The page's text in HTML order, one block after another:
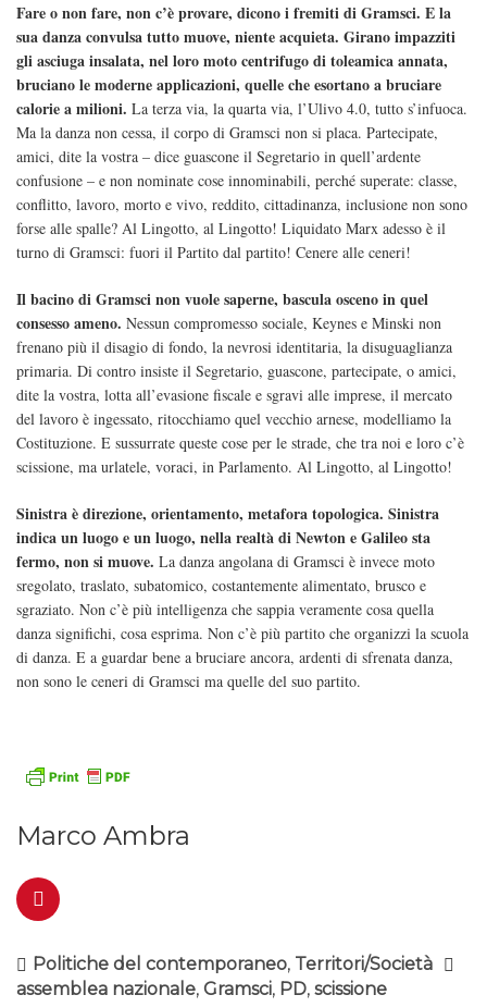
Fare o non fare, non c’è provare, dicono i fremiti di Gramsci. E la
sua danza convulsa tutto muove, niente acquieta. Girano impazziti
gli asciuga insalata, nel loro moto centrifugo di toleamica annata,
bruciano le moderne applicazioni, quelle che esortano a bruciare
calorie a milioni. La terza via, la quarta via, l’Ulivo 4.0, tutto s’infuoca.
Ma la danza non cessa, il corpo di Gramsci non si placa. Partecipate,
amici, dite la vostra – dice guascone il Segretario in quell’ardente
confusione – e non nominate cose innominabili, perché superate: classe,
conflitto, lavoro, morto e vivo, reddito, cittadinanza, inclusione non sono
forse alle spalle? Al Lingotto, al Lingotto! Liquidato Marx adesso è il
turno di Gramsci: fuori il Partito dal partito! Cenere alle ceneri!
Il bacino di Gramsci non vuole saperne, bascula osceno in quel
consesso ameno. Nessun compromesso sociale, Keynes e Minski non
frenano più il disagio di fondo, la nevrosi identitaria, la disuguaglianza
primaria. Di contro insiste il Segretario, guascone, partecipate, o amici,
dite la vostra, lotta all’evasione fiscale e sgravi alle imprese, il mercato
del lavoro è ingessato, ritocchiamo quel vecchio arnese, modelliamo la
Costituzione. E sussurrate queste cose per le strade, che tra noi e loro c’è
scissione, ma urlatele, voraci, in Parlamento. Al Lingotto, al Lingotto!
Sinistra è direzione, orientamento, metafora topologica. Sinistra
indica un luogo e un luogo, nella realtà di Newton e Galileo sta
fermo, non si muove. La danza angolana di Gramsci è invece moto
sregolato, traslato, subatomico, costantemente alimentato, brusco e
sgraziato. Non c’è più intelligenza che sappia veramente cosa quella
danza significhi, cosa esprima. Non c’è più partito che organizzi la scuola
di danza. E a guardar bene a bruciare ancora, ardenti di sfrenata danza,
non sono le ceneri di Gramsci ma quelle del suo partito.
Marco Ambra
Politiche del contemporaneo, Territori/Società
assemblea nazionale, Gramsci, PD, scissione